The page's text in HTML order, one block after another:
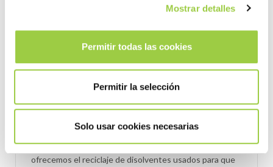
Mostrar detalles
Permitir todas las cookies
Permitir la selección
Solo usar cookies necesarias
Hemos desarrollado varios Greenway
reducir su huella ambiental.
Uno de estos servicios es ECOPROGRAM, donde
ofrecemos el reciclaje de disolventes usados para que